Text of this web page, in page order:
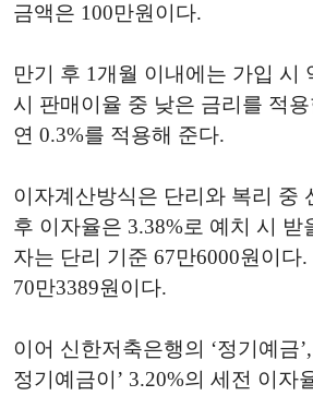
금액은 100만원이다.
만기 후 1개월 이내에는 가입 시
시 판매이율 중 낮은 금리를 적
연 0.3%를 적용해 준다.
이자계산방식은 단리와 복리 중
후 이자율은 3.38%로 예치 시 받
자는 단리 기준 67만6000원이다
70만3389원이다.
이어 신한저축은행의 ‘정기예금’,
정기예금이’ 3.20%의 세전 이자